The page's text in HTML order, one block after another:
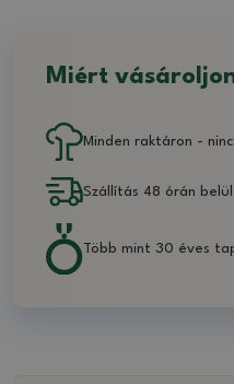
Miért
Minden raktáron -
Szállítás 48 órán belül
Több mint 30 éves